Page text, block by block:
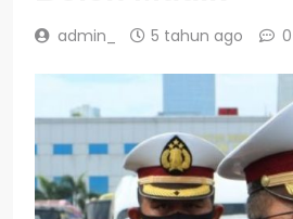
admin_ 5 tahun ago 0